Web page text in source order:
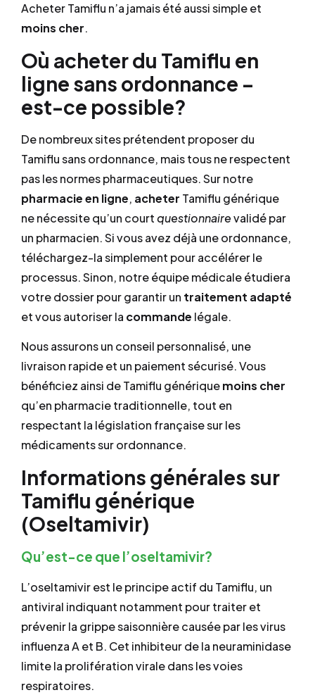
Acheter Tamiflu n’a jamais été aussi simple et
moins cher.
Où acheter du Tamiflu en
ligne sans ordonnance –
est-ce possible?
De nombreux sites prétendent proposer du
Tamiflu sans ordonnance, mais tous ne respectent
pas les normes pharmaceutiques. Sur notre
pharmacie en ligne, acheter Tamiflu générique
ne nécessite qu’un courtquestionnairevalidé par
un pharmacien. Si vous avez déjà une ordonnance,
téléchargez-la simplement pour accélérer le
processus. Sinon, notre équipe médicale étudiera
votre dossier pour garantir un traitement adapté
et vous autoriser la commande légale.
Nous assurons un conseil personnalisé, une
livraison rapide et un paiement sécurisé. Vous
bénéficiez ainsi de Tamiflu génériquemoins cher
qu’en pharmacie traditionnelle, tout en
respectant la législation française sur les
médicaments sur ordonnance.
Informations générales sur
Tamiflu générique
(Oseltamivir)
Qu’est-ce que l’oseltamivir?
L’oseltamivir est le principe actif du Tamiflu, un
antiviral indiquant notamment pour traiter et
prévenir la grippe saisonnière causée par les virus
influenza A et B. Cet inhibiteur de la neuraminidase
limite la prolifération virale dans les voies
respiratoires.